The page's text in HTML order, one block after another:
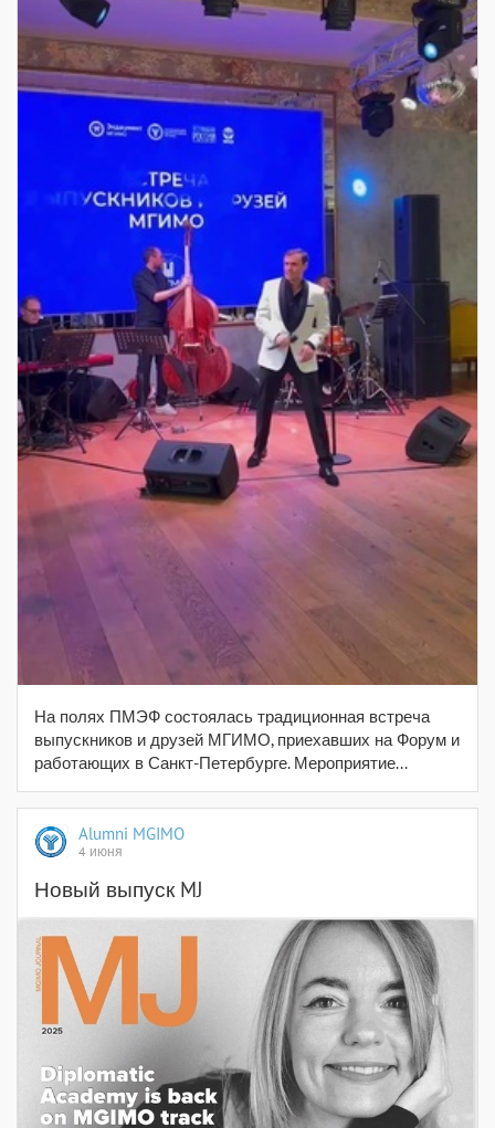
На полях ПМЭФ состоялась традиционная встреча
выпускников и друзей МГИМО, приехавших на Форум и
работающих в Санкт-Петербурге. Мероприятие...
Alumni MGIMO
4 июня
Новый выпуск MJ